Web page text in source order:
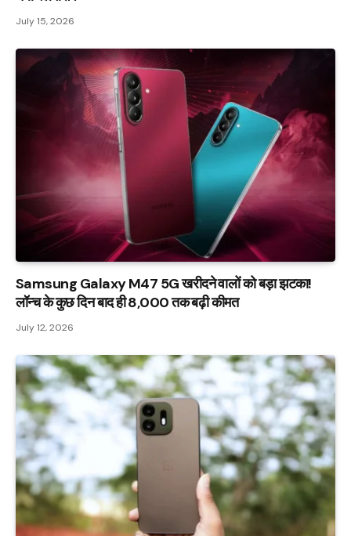
July 15, 2026
Samsung Galaxy M47 5G खरीदने वालों को बड़ा झटका!
लॉन्च के कुछ दिन बाद ही ₹8,000 तक बढ़ी कीमत
July 12, 2026